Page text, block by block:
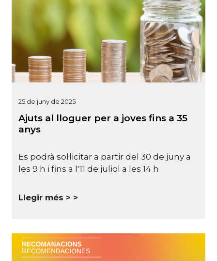
25 de juny de 2025
Ajuts al lloguer per a joves fins a 35
anys
Es podrà sol·licitar a partir del 30 de juny a
les 9 h i fins a l'11 de juliol a les 14 h
Llegir més >